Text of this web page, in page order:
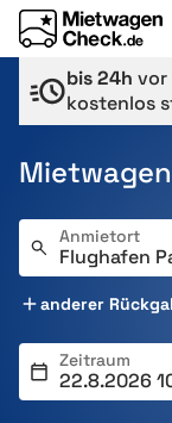
bis 24h vor
kostenlos
Anmietort
anderer
Zeitraum